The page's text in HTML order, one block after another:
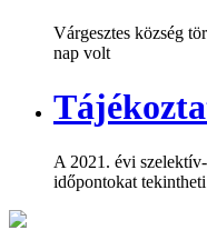
Várgesztes község
nap volt
A 2021. évi
időpontokat